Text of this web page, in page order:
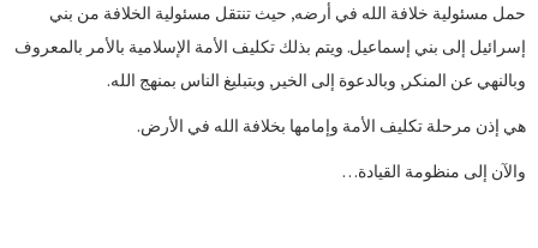
حمل مسئولية خلافة الله في أرضه, حيث تنتقل مسئولية الخلافة من بني
إسرائيل إلى بني إسماعيل. ويتم بذلك تكليف الأمة الإسلامية بالأمر بالمعروف
وبالنهي عن المنكر, وبالدعوة إلى الخير, وبتبليغ الناس بمنهج الله.
هي إذن مرحلة تكليف الأمة وإمامها بخلافة الله في الأرض.
والآن إلى منظومة القيادة…